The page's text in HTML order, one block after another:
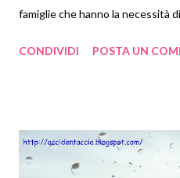
famiglie che hanno la necessità
sbagliati, con le persone
andremo all'asilo e speriamo
hanno il diritto ad essere tali e
CONDIVIDI POSTA UN